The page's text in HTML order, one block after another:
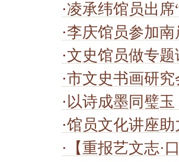
·凌承纬馆员出席“抗
·李庆馆员参加南
·文史馆员做专
·市文史书画研
·以诗成墨同璧
·馆员文化讲座
· 【重报艺文志·口